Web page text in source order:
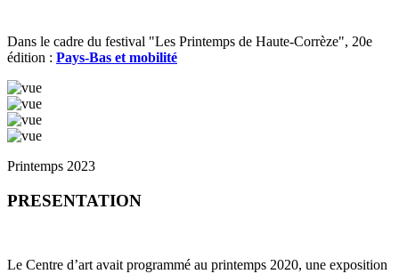
Dans le cadre du festival "Les Printemps de Haute-Corrèze", 20e
édition : Pays-Bas et mobilité
Printemps 2023
PRESENTATION
Le Centre d’art avait programmé au printemps 2020, une exposition